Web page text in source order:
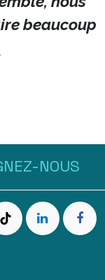
beaucoup
NOUS